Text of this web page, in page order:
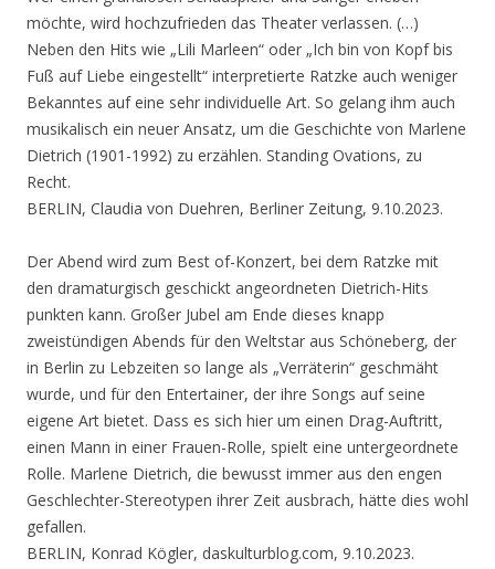
möchte, wird hochzufrieden das Theater verlassen. (…)
Neben den Hits wie „Lili Marleen“ oder „Ich bin von Kopf bis
Fuß auf Liebe eingestellt“ interpretierte Ratzke auch weniger
Bekanntes auf eine sehr individuelle Art. So gelang ihm auch
musikalisch ein neuer Ansatz, um die Geschichte von Marlene
Dietrich (1901-1992) zu erzählen. Standing Ovations, zu
Recht.
BERLIN, Claudia von Duehren, Berliner Zeitung, 9.10.2023.
Der Abend wird zum Best of-Konzert, bei dem Ratzke mit
den dramaturgisch geschickt angeordneten Dietrich-Hits
punkten kann. Großer Jubel am Ende dieses knapp
zweistündigen Abends für den Weltstar aus Schöneberg, der
in Berlin zu Lebzeiten so lange als „Verräterin“ geschmäht
wurde, und für den Entertainer, der ihre Songs auf seine
eigene Art bietet. Dass es sich hier um einen Drag-Auftritt,
einen Mann in einer Frauen-Rolle, spielt eine untergeordnete
Rolle. Marlene Dietrich, die bewusst immer aus den engen
Geschlechter-Stereotypen ihrer Zeit ausbrach, hätte dies wohl
gefallen.
BERLIN, Konrad Kögler, daskulturblog.com, 9.10.2023.